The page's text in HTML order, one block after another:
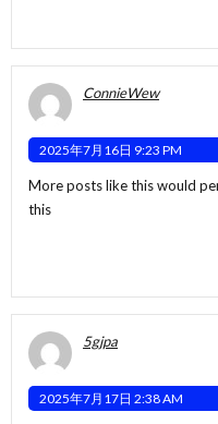
ConnieWew
2025年7月16日 9:23 PM
More posts like this would
this
5gjpa
2025年7月17日 2:38 AM